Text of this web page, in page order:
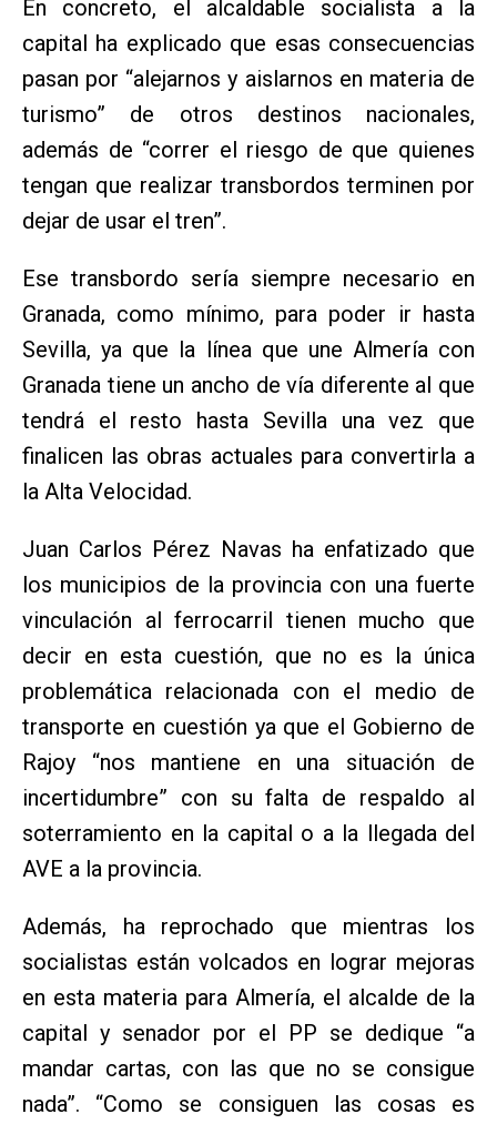
En concreto, el alcaldable socialista a la
capital ha explicado que esas consecuencias
pasan por “alejarnos y aislarnos en materia de
turismo” de otros destinos nacionales,
además de “correr el riesgo de que quienes
tengan que realizar transbordos terminen por
dejar de usar el tren”.
Ese transbordo sería siempre necesario en
Granada, como mínimo, para poder ir hasta
Sevilla, ya que la línea que une Almería con
Granada tiene un ancho de vía diferente al que
tendrá el resto hasta Sevilla una vez que
finalicen las obras actuales para convertirla a
la Alta Velocidad.
Juan Carlos Pérez Navas ha enfatizado que
los municipios de la provincia con una fuerte
vinculación al ferrocarril tienen mucho que
decir en esta cuestión, que no es la única
problemática relacionada con el medio de
transporte en cuestión ya que el Gobierno de
Rajoy “nos mantiene en una situación de
incertidumbre” con su falta de respaldo al
soterramiento en la capital o a la llegada del
AVE a la provincia.
Además, ha reprochado que mientras los
socialistas están volcados en lograr mejoras
en esta materia para Almería, el alcalde de la
capital y senador por el PP se dedique “a
mandar cartas, con las que no se consigue
nada”. “Como se consiguen las cosas es